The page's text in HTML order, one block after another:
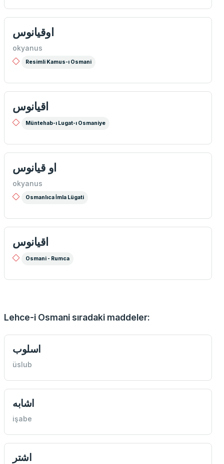
اوقيانوس
okyanus
Resimli Kamus-ı Osmani
اقيانوس
Müntehab-ı Lugat-ı Osmaniye
او قیانوس
okyanus
Osmanlıca İmla Lügati
اقيانوس
Osmani - Rumca
Lehce-i Osmani sıradaki maddeler:
اسلوب
üslub
اشابه
işabe
اشتر